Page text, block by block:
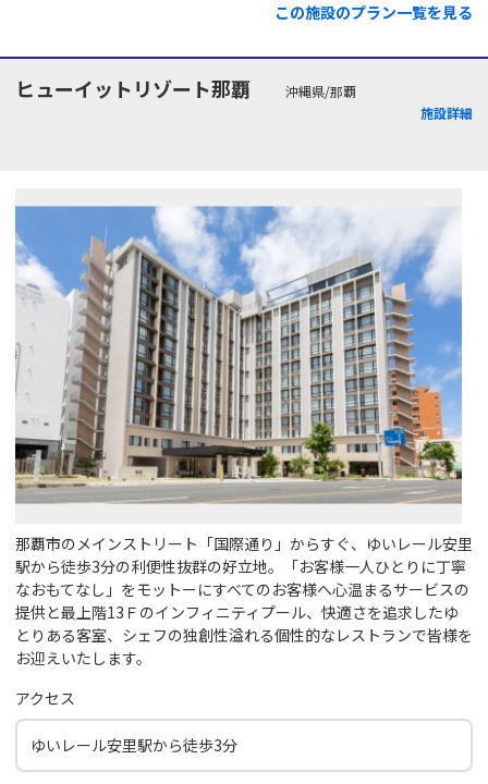
この施設のプラン一覧を見る
ヒューイットリゾート那覇
沖縄県/那覇
施設詳細
那覇市のメインストリート「国際通り」からすぐ、ゆいレール安里
駅から徒歩3分の利便性抜群の好立地。「お客様一人ひとりに丁寧
なおもてなし」をモットーにすべてのお客様へ心温まるサービスの
提供と最上階13Ｆのインフィニティプール、快適さを追求したゆ
とりある客室、シェフの独創性溢れる個性的なレストランで皆様を
お迎えいたします。
アクセス
ゆいレール安里駅から徒歩3分